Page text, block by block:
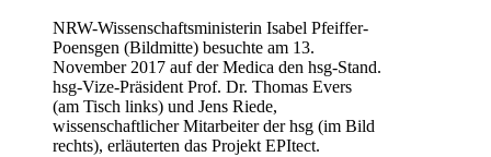
NRW-Wissenschaftsministerin Isabel Pfeiffer-
Poensgen (Bildmitte) besuchte am 13.
November 2017 auf der Medica den hsg-Stand.
hsg-Vize-Präsident Prof. Dr. Thomas Evers
(am Tisch links) und Jens Riede,
wissenschaftlicher Mitarbeiter der hsg (im Bild
rechts), erläuterten das Projekt EPItect.